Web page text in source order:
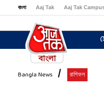
বাংলা Aaj Tak Aaj Tak
Bangla News রাশিফল